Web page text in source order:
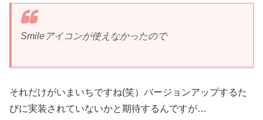
Smileアイコンが使えなかったので
それだけがいまいちですね(笑）バージョンアップするた
びに実装されていないかと期待するんですが…